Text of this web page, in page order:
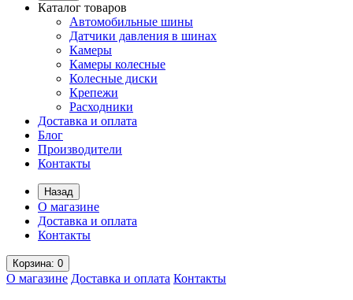
Каталог товаров
Автомобильные шины
Датчики давления в шинах
Камеры
Камеры колесные
Колесные диски
Крепежи
Расходники
Доставка и оплата
Блог
Производители
Контакты
Назад
О магазине
Доставка и оплата
Контакты
Корзина: 0
О магазине Доставка и оплата Контакты